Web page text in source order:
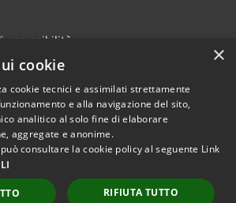
accessibilità
Copyright © 2026 • Comune di
Scarperia e San Piero •
Powered byMunicipium
Accesso redazione
×
cookie
cookie tecnici e assimilati strettamente
e alla navigazione del sito,
analitico al solo fine di elaborare
aggregate e anonime.
consultare la cookie policy al seguente Link
RIFIUTA TUTTO